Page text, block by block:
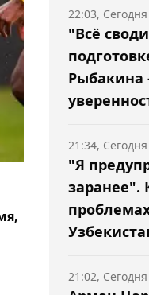
"Всё
Рыбакина
22:03, Сегодня
"Я
заранее".
21:34, Сегодня
21:02, Сегодня